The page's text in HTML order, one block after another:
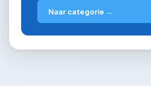
Naar categorie →